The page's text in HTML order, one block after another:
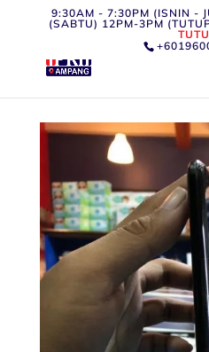
9:30AM - 7:30PM (ISNIN -
(SABTU) 12PM-3PM